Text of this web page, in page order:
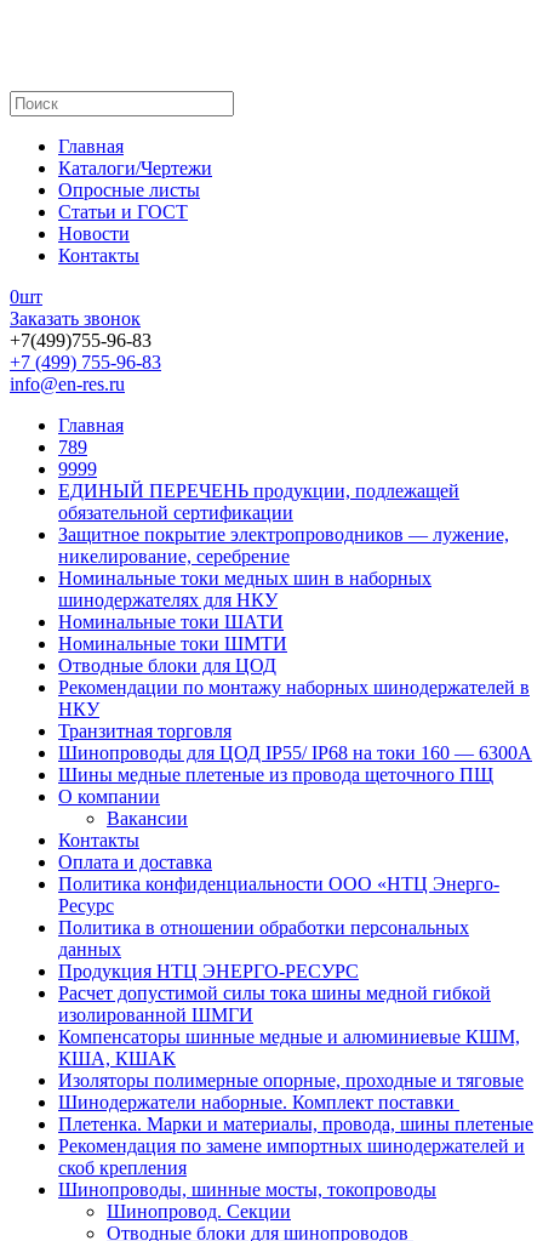
Главная
Каталоги/Чертежи
Опросные листы
Статьи и ГОСТ
Новости
Контакты
0шт
Заказать звонок
+7(499)755-96-83
+7 (499) 755-96-83
info@en-res.ru
Главная
789
9999
ЕДИНЫЙ ПЕРЕЧЕНЬ продукции, подлежащей
обязательной сертификации
Защитное покрытие электропроводников — лужение,
никелирование, серебрение
Номинальные токи медных шин в наборных
шинодержателях для НКУ
Номинальные токи ШАТИ
Номинальные токи ШМТИ
Отводные блоки для ЦОД
Рекомендации по монтажу наборных шинодержателей в
НКУ
Транзитная торговля
Шинопроводы для ЦОД IP55/ IP68 на токи 160 — 6300А
Шины медные плетеные из провода щеточного ПЩ
О компании
Вакансии
Контакты
Оплата и доставка
Политика конфиденциальности ООО «НТЦ Энерго-
Ресурс
Политика в отношении обработки персональных
данных
Продукция НТЦ ЭНЕРГО-РЕСУРС
Расчет допустимой силы тока шины медной гибкой
изолированной ШМГИ
Компенсаторы шинные медные и алюминиевые КШМ,
КША, КШАК
Изоляторы полимерные опорные, проходные и тяговые
Шинодержатели наборные. Комплект поставки
Плетенка. Марки и материалы, провода, шины плетеные
Рекомендация по замене импортных шинодержателей и
скоб крепления
Шинопроводы, шинные мосты, токопроводы
Шинопровод. Секции
Отводные блоки для шинопроводов